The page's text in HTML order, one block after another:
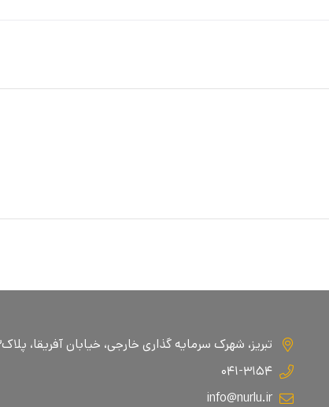
تبریز، شهرک سرمایه گذاری خارجی، خیابان آفریقا، پلاکC۱۰۳
۰۴۱-۳۱۵۴
info@nurlu.ir